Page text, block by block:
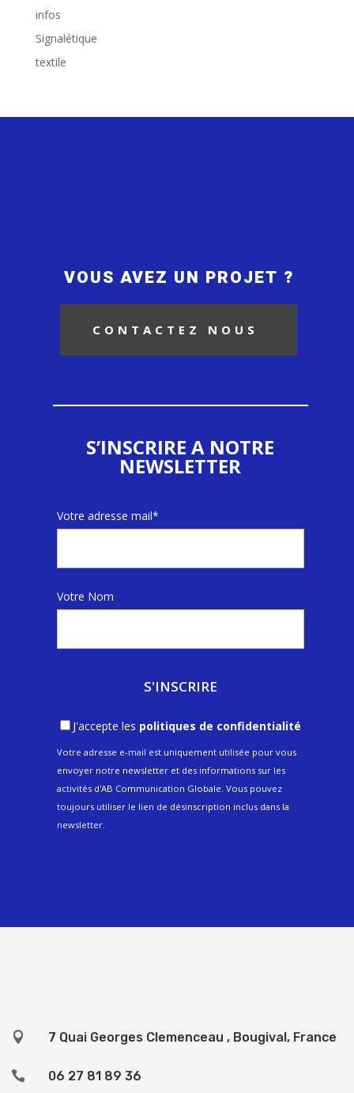
infos
Signalétique
textile
VOUS AVEZ UN PROJET ?
CONTACTEZ NOUS
S’INSCRIRE A NOTRE
NEWSLETTER
Votre adresse mail*
Votre Nom
J'accepte les politiques de confidentialité
Votre adresse e-mail est uniquement utilisée pour vous
envoyer notre newsletter et des informations sur les
activités d'AB Communication Globale. Vous pouvez
toujours utiliser le lien de désinscription inclus dans la
newsletter.
 7 Quai Georges Clemenceau , Bougival, France
 06 27 81 89 36